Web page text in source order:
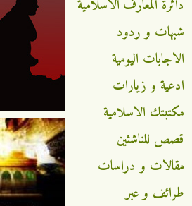
دائرة المعارف الاسلامية
شبهات و ردود
الاجابات اليومية
ادعية و زيارات
مكتبتك الاسلامية
قصص للناشئين
مقالات و دراسات
طرائف و عبر